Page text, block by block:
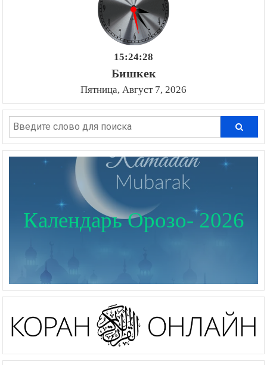
15:24:29
Бишкек
Пятница, Август 7, 2026
Календарь Орозо- 2026